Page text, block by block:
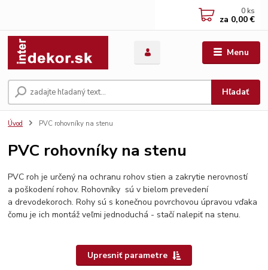
Menu
Hľadať
0 ks
za 0,00 €
Úvod PVC rohovníky na stenu
PVC rohovníky na stenu
PVC roh je určený na ochranu rohov stien a zakrytie nerovností
a poškodení rohov. Rohovníky sú v bielom prevedení
a drevodekoroch. Rohy sú s konečnou povrchovou úpravou vďaka
čomu je ich montáž veľmi jednoduchá - stačí nalepiť na stenu.
Upresniť parametre